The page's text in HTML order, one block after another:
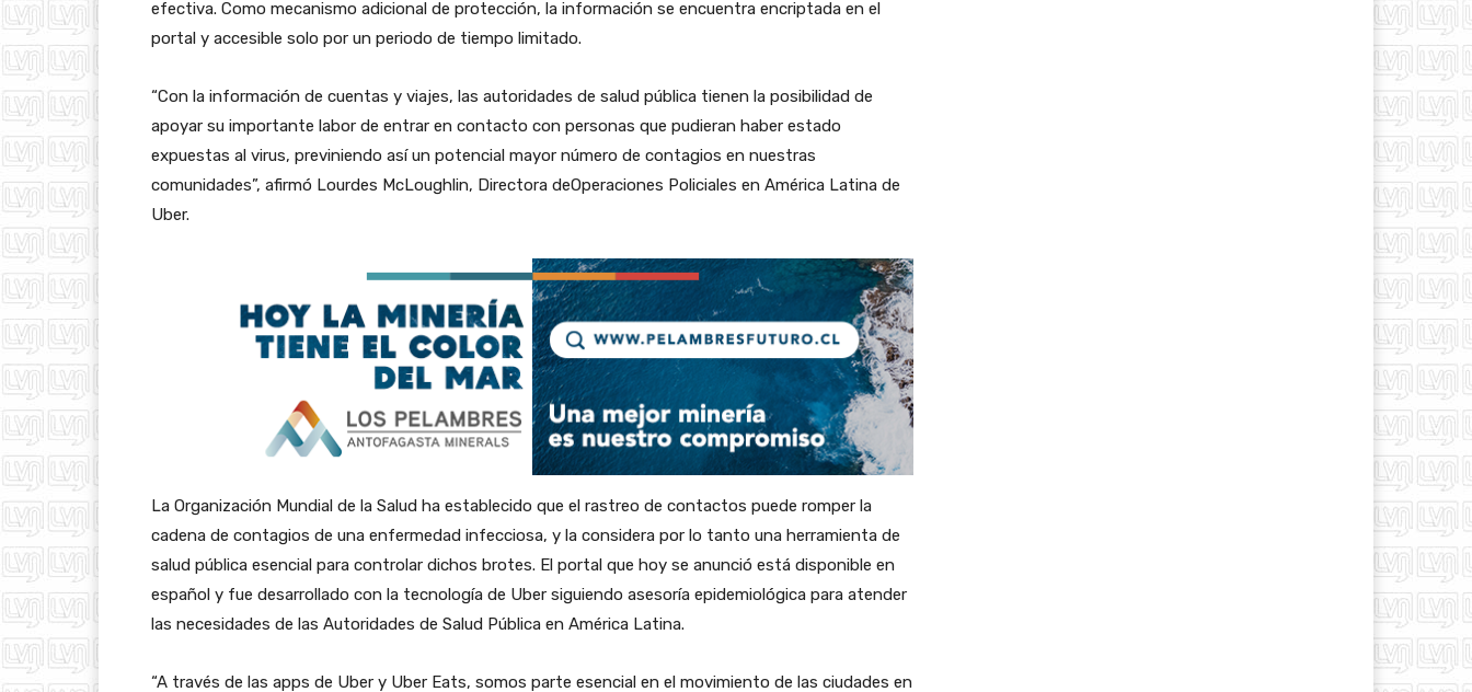
efectiva. Como mecanismo adicional de protección, la información se encuentra encriptada en el
portal y accesible solo por un periodo de tiempo limitado.
“Con la información de cuentas y viajes, las autoridades de salud pública tienen la posibilidad de
apoyar su importante labor de entrar en contacto con personas que pudieran haber estado
expuestas al virus, previniendo así un potencial mayor número de contagios en nuestras
comunidades”, afirmó Lourdes McLoughlin, Directora deOperaciones Policiales en América Latina de
Uber.
La Organización Mundial de la Salud ha establecido que el rastreo de contactos puede romper la
cadena de contagios de una enfermedad infecciosa, y la considera por lo tanto una herramienta de
salud pública esencial para controlar dichos brotes. El portal que hoy se anunció está disponible en
español y fue desarrollado con la tecnología de Uber siguiendo asesoría epidemiológica para atender
las necesidades de las Autoridades de Salud Pública en América Latina.
“A través de las apps de Uber y Uber Eats, somos parte esencial en el movimiento de las ciudades en